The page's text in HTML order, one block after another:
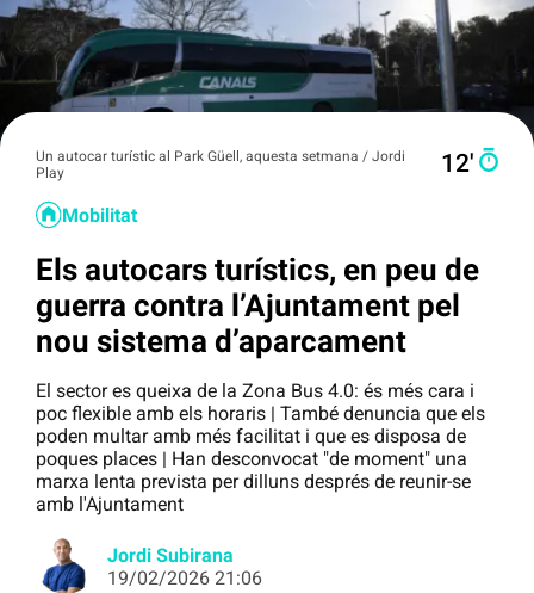
Un autocar turístic al Park Güell, aquesta setmana / Jordi
Play
12′
Mobilitat
Els autocars turístics, en peu de
guerra contra l’Ajuntament pel
nou sistema d’aparcament
El sector es queixa de la Zona Bus 4.0: és més cara i
poc flexible amb els horaris | També denuncia que els
poden multar amb més facilitat i que es disposa de
poques places | Han desconvocat "de moment" una
marxa lenta prevista per dilluns després de reunir-se
amb l'Ajuntament
Jordi Subirana
19/02/2026 21:06